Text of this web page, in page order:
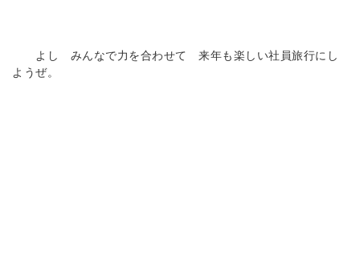
よし みんなで力を合わせて 来年も楽しい社員旅行にし
ようぜ。